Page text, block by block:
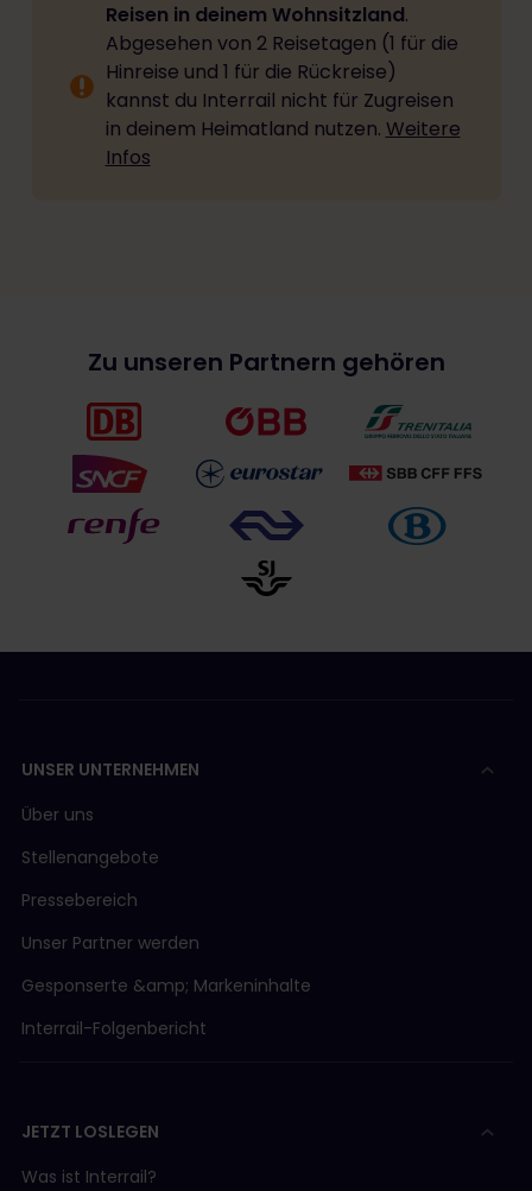
Reisen in deinem Wohnsitzland.
Abgesehen von 2 Reisetagen (1 für die
Hinreise und 1 für die Rückreise)
kannst du Interrail nicht für Zugreisen
in deinem Heimatland nutzen. Weitere
Infos
Zu unseren Partnern gehören
UNSER UNTERNEHMEN
Über uns
Stellenangebote
Pressebereich
Unser Partner werden
Gesponserte &amp; Markeninhalte
Interrail-Folgenbericht
JETZT LOSLEGEN
Was ist Interrail?